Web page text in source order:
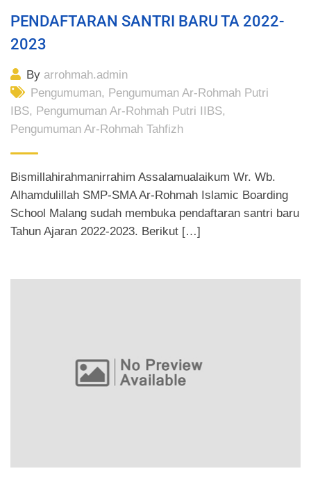
PENDAFTARAN SANTRI BARU TA 2022-
2023
By arrohmah.admin
Pengumuman, Pengumuman Ar-Rohmah Putri
IBS, Pengumuman Ar-Rohmah Putri IIBS,
Pengumuman Ar-Rohmah Tahfizh
Bismillahirahmanirrahim Assalamualaikum Wr. Wb.
Alhamdulillah SMP-SMA Ar-Rohmah Islamic Boarding
School Malang sudah membuka pendaftaran santri baru
Tahun Ajaran 2022-2023. Berikut […]